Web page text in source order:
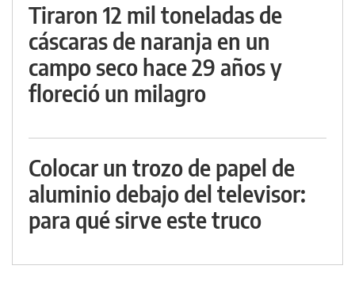
Tiraron 12 mil toneladas de
cáscaras de naranja en un
campo seco hace 29 años y
floreció un milagro
Colocar un trozo de papel de
aluminio debajo del televisor:
para qué sirve este truco